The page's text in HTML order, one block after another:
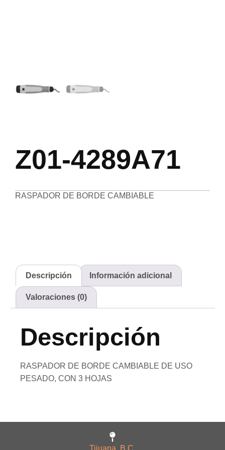
Z01-4289A71
RASPADOR DE BORDE CAMBIABLE
Descripción Información adicional
Valoraciones (0)
Descripción
RASPADOR DE BORDE CAMBIABLE DE USO
PESADO, CON 3 HOJAS